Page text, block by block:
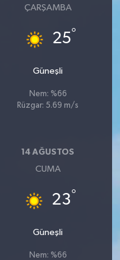
ÇARŞAMBA
25°
Güneşli
Nem: %66
Rüzgar: 5.69 m/s
14 AĞUSTOS
CUMA
23°
Güneşli
Nem: %66